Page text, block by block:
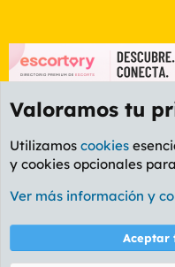
Foro General
Cookies
PL
Términos y
Valoramos tu
Utilizamos cookies
y cookies opcionales
Ver más información y
Aceptar